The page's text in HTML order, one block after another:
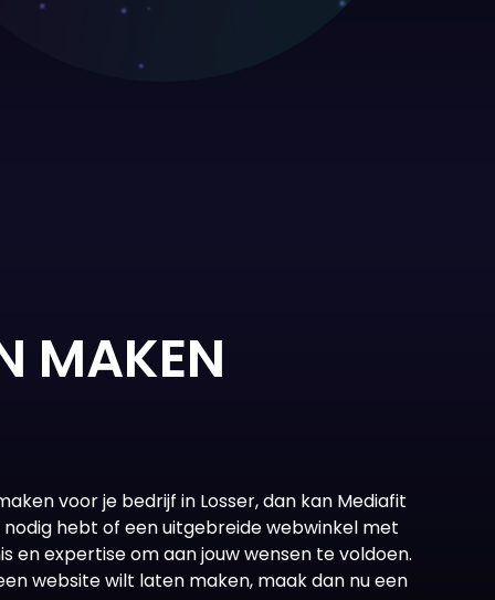
MAKEN
voor je bedrijf in Losser, dan kan Mediafit
hebt of een uitgebreide webwinkel met
en expertise om aan jouw wensen te voldoen.
website wilt laten maken, maak dan nu een